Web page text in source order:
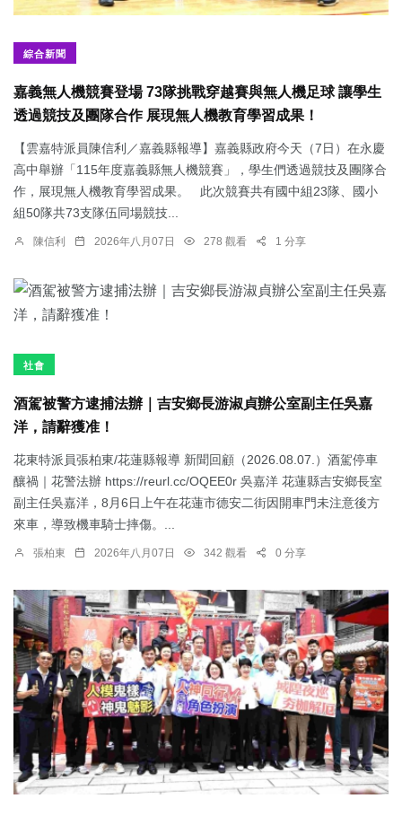
綜合新聞
嘉義無人機競賽登場 73隊挑戰穿越賽與無人機足球 讓學生
透過競技及團隊合作 展現無人機教育學習成果！
【雲嘉特派員陳信利／嘉義縣報導】嘉義縣政府今天（7日）在永慶
高中舉辦「115年度嘉義縣無人機競賽」，學生們透過競技及團隊合
作，展現無人機教育學習成果。 此次競賽共有國中組23隊、國小
組50隊共73支隊伍同場競技...
陳信利 2026年八月07日 278 觀看 1 分享
社會
酒駕被警方逮捕法辦｜吉安鄉長游淑貞辦公室副主任吳嘉
洋，請辭獲准！
花東特派員張柏東/花蓮縣報導 新聞回顧（2026.08.07.）酒駕停車
釀禍｜花警法辦 https://reurl.cc/OQEE0r 吳嘉洋 花蓮縣吉安鄉長室
副主任吳嘉洋，8月6日上午在花蓮市德安二街因開車門未注意後方
來車，導致機車騎士摔傷。...
張柏東 2026年八月07日 342 觀看 0 分享